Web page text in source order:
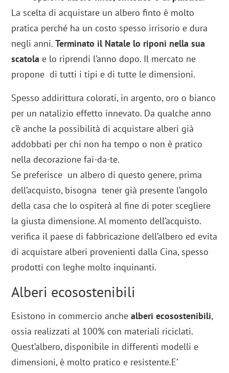
La scelta di acquistare un albero finto è molto
pratica perché ha un costo spesso irrisorio e dura
negli anni.Terminato il Natale lo riponi nella sua
scatola e lo riprendi l’anno dopo. Il mercato ne
propone di tutti i tipi e di tutte le dimensioni.
Spesso addirittura colorati, in argento, oro o bianco
per un natalizio effetto innevato. Da qualche anno
c’è anche la possibilità di acquistare alberi già
addobbati per chi non ha tempo o non è pratico
nella decorazione fai-da-te.
Se preferisce un albero di questo genere, prima
dell’acquisto, bisogna tener già presente l’angolo
della casa che lo ospiterà al fine di poter scegliere
la giusta dimensione. Al momento dell’acquisto.
verifica il paese di fabbricazione dell’albero ed evita
di acquistare alberi provenienti dalla Cina, spesso
prodotti con leghe molto inquinanti.
Alberi ecosostenibili
Esistono in commercio anchealberi ecosostenibili,
ossia realizzati al 100% con materiali riciclati.
Quest’albero, disponibile in differenti modelli e
dimensioni, è molto pratico e resistente.E’